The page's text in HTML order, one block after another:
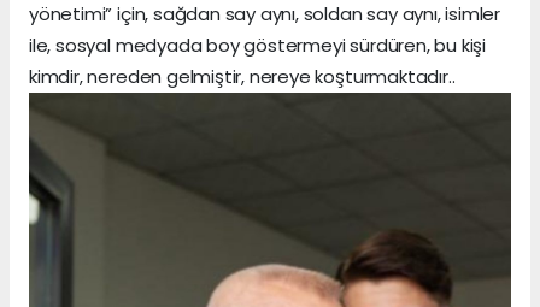
yönetimi” için, sağdan say aynı, soldan say aynı, isimler
ile, sosyal medyada boy göstermeyi sürdüren, bu kişi
kimdir, nereden gelmiştir, nereye koşturmaktadır..